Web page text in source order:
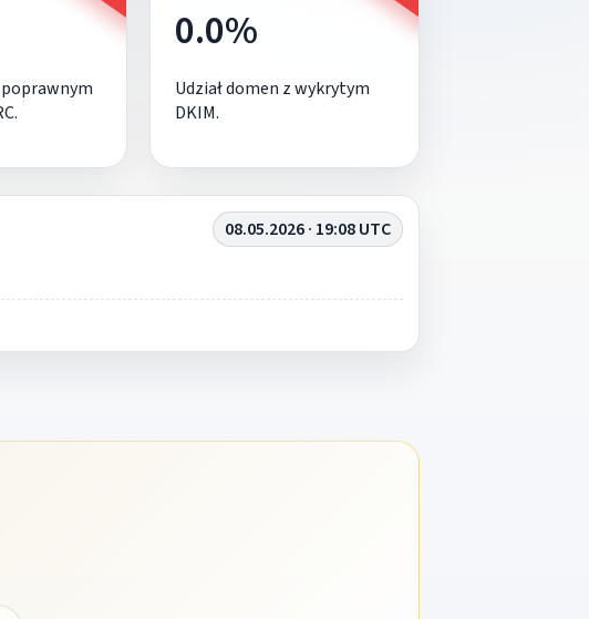
poprawnym
0.0%
Udział domen z wykrytym
DKIM.
08.05.2026 · 19:08 UTC